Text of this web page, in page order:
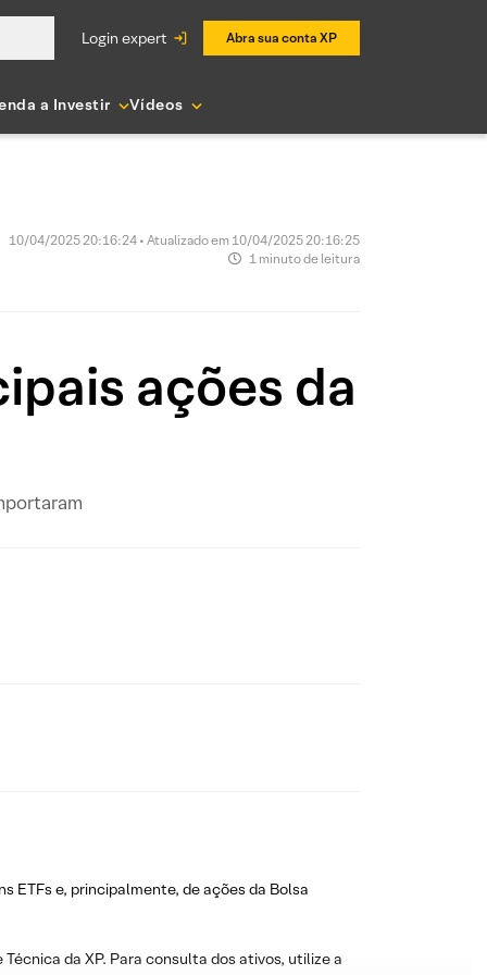
login expert Abra sua conta XP
a Investir Vídeos
10/04/2025 20:16:24 • Atualizado em 10/04/2025 20:16:25
1 minuto de leitura
ações da
ETFs e, principalmente, de ações da Bolsa
da XP. Para consulta dos ativos, utilize a